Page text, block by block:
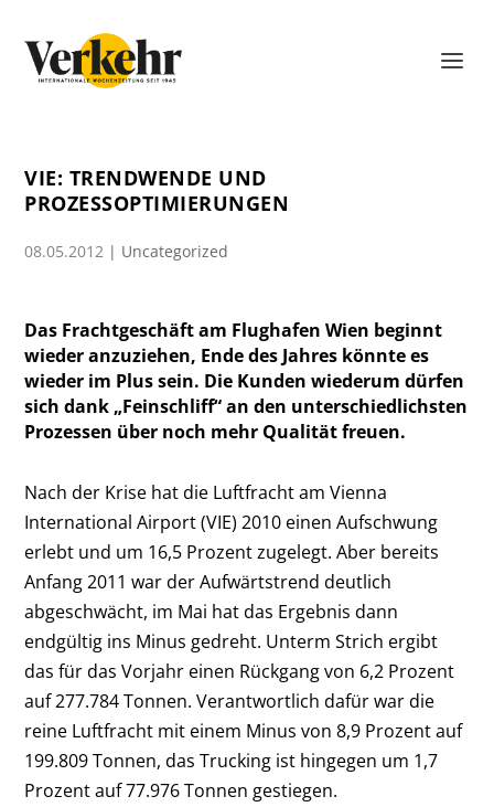
VIE: TRENDWENDE UND
PROZESSOPTIMIERUNGEN
08.05.2012 | Uncategorized
Das Frachtgeschäft am Flughafen Wien beginnt
wieder anzuziehen, Ende des Jahres könnte es
wieder im Plus sein. Die Kunden wiederum dürfen
sich dank „Feinschliff“ an den unterschiedlichsten
Prozessen über noch mehr Qualität freuen.
Nach der Krise hat die Luftfracht am Vienna
International Airport (VIE) 2010 einen Aufschwung
erlebt und um 16,5 Prozent zugelegt. Aber bereits
Anfang 2011 war der Aufwärtstrend deutlich
abgeschwächt, im Mai hat das Ergebnis dann
endgültig ins Minus gedreht. Unterm Strich ergibt
das für das Vorjahr einen Rückgang von 6,2 Prozent
auf 277.784 Tonnen. Verantwortlich dafür war die
reine Luftfracht mit einem Minus von 8,9 Prozent auf
199.809 Tonnen, das Trucking ist hingegen um 1,7
Prozent auf 77.976 Tonnen gestiegen.